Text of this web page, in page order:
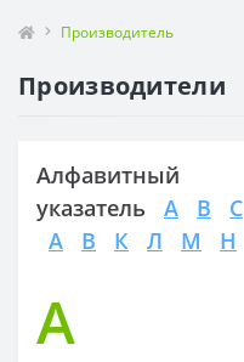
Производитель
Производители
Алфавитный
указатель A B C
А
В К Л М Н
A